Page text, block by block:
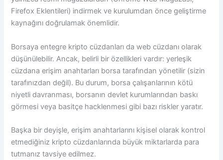
Firefox Eklentileri) indirmek ve kurulumdan önce geliştirme
kaynağını doğrulamak önemlidir.
Borsaya entegre kripto cüzdanları da web cüzdanı olarak
düşünülebilir. Ancak, belirli bir özellikleri vardır: yerleşik
cüzdana erişim anahtarları borsa tarafından yönetilir (sizin
tarafınızdan değil). Bu durum, borsa çalışanlarının kötü
niyetli davranması, borsanın devlet kurumlarından baskı
görmesi veya basitçe hacklenmesi gibi bazı riskler yaratır.
Başka bir deyişle, erişim anahtarlarını kişisel olarak kontrol
etmediğiniz kripto cüzdanlarında büyük miktarlarda para
tutmanız tavsiye edilmez.